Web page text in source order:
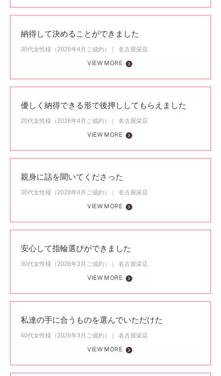
納得して決めることができました
30代女性様（2026年4月ご成約）
名古屋栄店
VIEW MORE
優しく納得できる形で後押ししてもらえました
20代女性様（2026年4月ご成約）
名古屋栄店
VIEW MORE
親身に話を聞いてくださった
30代女性様（2026年4月ご成約）
名古屋栄店
VIEW MORE
安心して指輪選びができました
30代女性様（2026年3月ご成約）
名古屋栄店
VIEW MORE
私達の手に合うものを選んでいただけた
40代女性様（2026年3月ご成約）
名古屋栄店
VIEW MORE